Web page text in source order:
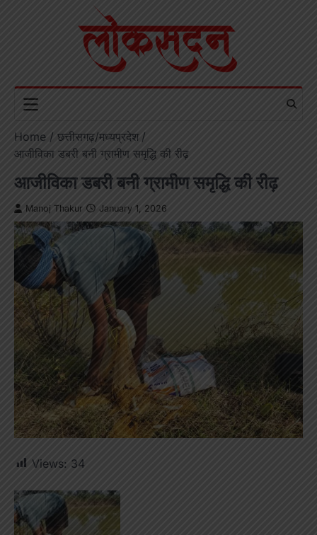
Home
छत्तीसगढ़/मध्यप्रदेश
आजीविका डबरी बनी ग्रामीण समृद्धि की रीढ़
आजीविका डबरी बनी ग्रामीण समृद्धि की रीढ़
Manoj Thakur January 1, 2026
Views: 34